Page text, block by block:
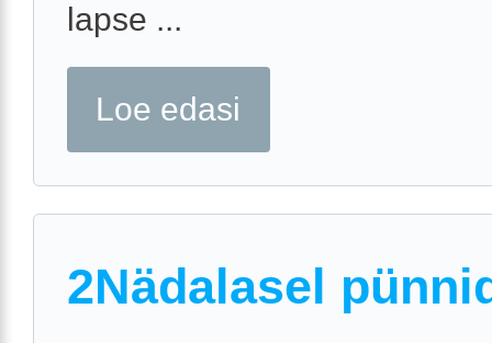
lapse ...
Loe edasi
2Nädalasel